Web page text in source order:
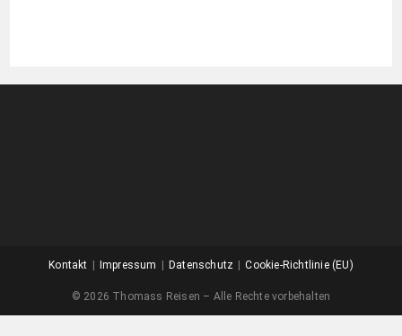
Kontakt Impressum Datenschutz Cookie-Richtlinie (EU)
© 2026 Thomass Reisen – Alle Rechte vorbehalten